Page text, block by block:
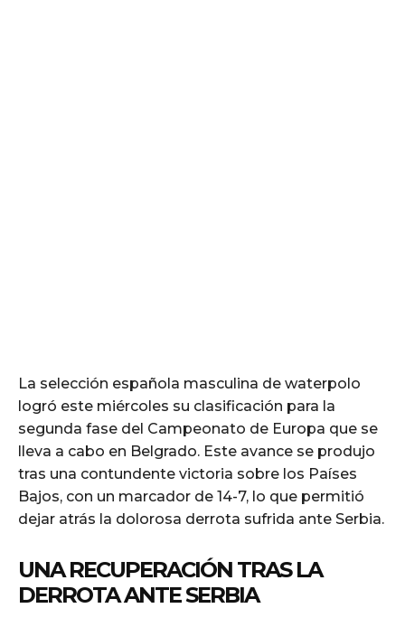
La selección española masculina de waterpolo
logró este miércoles su clasificación para la
segunda fase del Campeonato de Europa que se
lleva a cabo en Belgrado. Este avance se produjo
tras una contundente victoria sobre los Países
Bajos, con un marcador de 14-7, lo que permitió
dejar atrás la dolorosa derrota sufrida ante Serbia.
UNA RECUPERACIÓN TRAS LA
DERROTA ANTE SERBIA